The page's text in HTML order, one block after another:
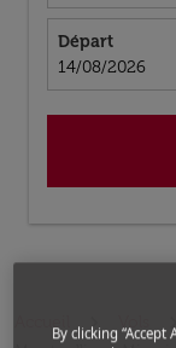
Départ
fc-booking-
14/08/2026
By clicking